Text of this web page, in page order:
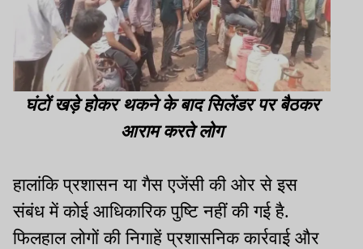
घंटों खड़े होकर थकने के बाद सिलेंडर पर बैठकर
आराम करते लोग
हालांकि प्रशासन या गैस एजेंसी की ओर से इस
संबंध में कोई आधिकारिक पुष्टि नहीं की गई है.
फिलहाल लोगों की निगाहें प्रशासनिक कार्रवाई और